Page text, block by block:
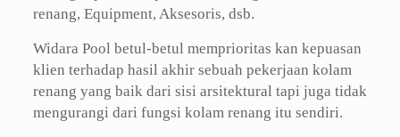
renang, Equipment, Aksesoris, dsb.
Widara Pool betul-betul memprioritas kan kepuasan
klien terhadap hasil akhir sebuah pekerjaan kolam
renang yang baik dari sisi arsitektural tapi juga tidak
mengurangi dari fungsi kolam renang itu sendiri.